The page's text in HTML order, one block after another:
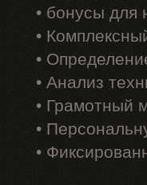
• бонусы для
•
•
• Анализ
• Грамотный
•
•